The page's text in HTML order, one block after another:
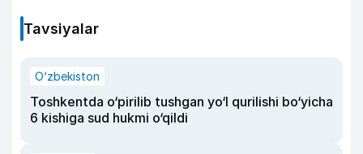
Tavsiyalar
O‘zbekiston
Toshkentda o‘pirilib tushgan yo‘l qurilishi bo‘yicha
6 kishiga sud hukmi o‘qildi